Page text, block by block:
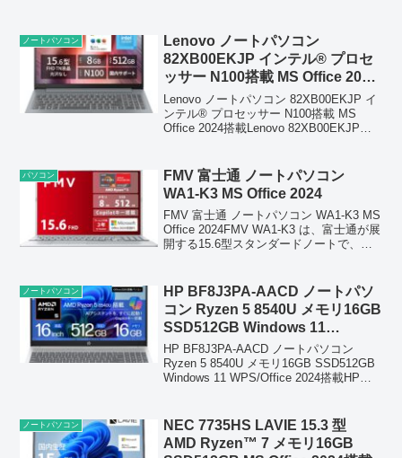
ノートパソコン
Lenovo ノートパソコン
82XB00EKJP インテル® プロセ
ッサー N100搭載 MS Office 2024
搭載
Lenovo ノートパソコン 82XB00EKJP イ
ンテル® プロセッサー N100搭載 MS
Office 2024搭載Lenovo 82XB00EKJP
ノ...
パソコン
FMV 富士通 ノートパソコン
WA1-K3 MS Office 2024
FMV 富士通 ノートパソコン WA1-K3 MS
Office 2024FMV WA1‑K3 は、富士通が展
開する15.6型スタンダードノートで、日
Intel Co...
ノートパソコン
HP BF8J3PA-AACD ノートパソ
コン Ryzen 5 8540U メモリ16GB
SSD512GB Windows 11
WPS/Office 2024搭載
HP BF8J3PA-AACD ノートパソコン
Ryzen 5 8540U メモリ16GB SSD512GB
Windows 11 WPS/Office 2024搭載HP
ノートパソコン
NEC 7735HS LAVIE 15.3 型
AMD Ryzen™ 7 メモリ16GB